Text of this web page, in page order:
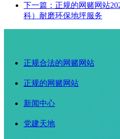
下一篇：正规的网赌网站
科）耐磨环保地坪服务
正规合法的网赌网站
正规的网赌网站
新闻中心
党建天地